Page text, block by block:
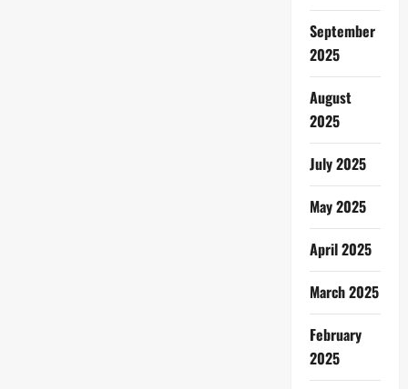
September
2025
August
2025
July 2025
May 2025
April 2025
March 2025
February
2025